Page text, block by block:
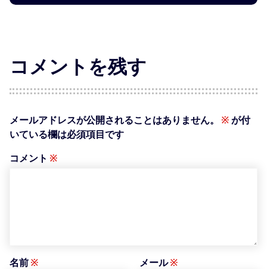
コメントを残す
メールアドレスが公開されることはありません。 ※ が付
いている欄は必須項目です
コメント ※
名前 ※ メール※